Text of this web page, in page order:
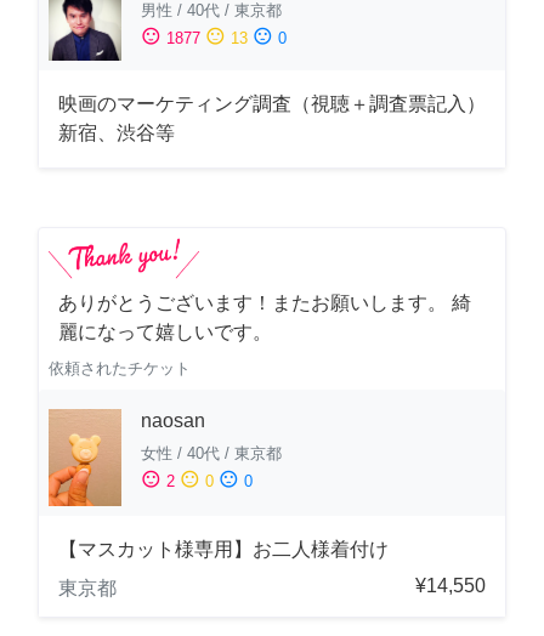
男性 / 40代 / 東京都
sentiment_satisfied 1877 sentiment_neutral 13 sentiment_dissatisfied 0
映画のマーケティング調査（視聴＋調査票記入）
新宿、渋谷等
ありがとうございます！またお願いします。 綺
麗になって嬉しいです。
依頼されたチケット
naosan
女性 / 40代 / 東京都
sentiment_satisfied 2 sentiment_neutral 0 sentiment_dissatisfied 0
【マスカット様専用】お二人様着付け
東京都
¥14,550